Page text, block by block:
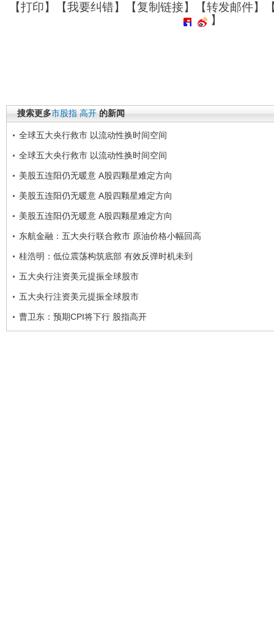
【打印】【我要纠错】【复制链接】【转发邮件】
】
搜索更多市股指 高开 的新闻
全球五大央行救市 以流动性换时间空间
全球五大央行救市 以流动性换时间空间
美股五连阳仍无暖意 A股四颗星难定方向
美股五连阳仍无暖意 A股四颗星难定方向
美股五连阳仍无暖意 A股四颗星难定方向
东航金融：五大央行联合救市 原油价格小幅回高
桂浩明：低位震荡构筑底部 有效反弹时机未到
五大央行注资美元提振全球股市
五大央行注资美元提振全球股市
曹卫东：预期CPI将下行 股指高开